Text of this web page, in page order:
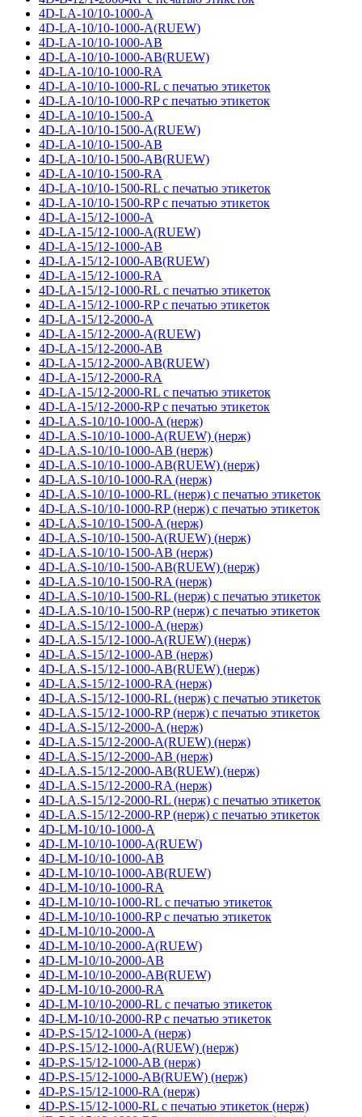
4D-LA-10/10-1000-A
4D-LA-10/10-1000-A(RUEW)
4D-LA-10/10-1000-AB
4D-LA-10/10-1000-AB(RUEW)
4D-LA-10/10-1000-RA
4D-LA-10/10-1000-RL с печатью этикеток
4D-LA-10/10-1000-RP с печатью этикеток
4D-LA-10/10-1500-A
4D-LA-10/10-1500-A(RUEW)
4D-LA-10/10-1500-AB
4D-LA-10/10-1500-AB(RUEW)
4D-LA-10/10-1500-RA
4D-LA-10/10-1500-RL с печатью этикеток
4D-LA-10/10-1500-RP с печатью этикеток
4D-LA-15/12-1000-A
4D-LA-15/12-1000-A(RUEW)
4D-LA-15/12-1000-AB
4D-LA-15/12-1000-AB(RUEW)
4D-LA-15/12-1000-RA
4D-LA-15/12-1000-RL с печатью этикеток
4D-LA-15/12-1000-RP с печатью этикеток
4D-LA-15/12-2000-A
4D-LA-15/12-2000-A(RUEW)
4D-LA-15/12-2000-AB
4D-LA-15/12-2000-AB(RUEW)
4D-LA-15/12-2000-RA
4D-LA-15/12-2000-RL с печатью этикеток
4D-LA-15/12-2000-RP с печатью этикеток
4D-LA.S-10/10-1000-A (нерж)
4D-LA.S-10/10-1000-A(RUEW) (нерж)
4D-LA.S-10/10-1000-AB (нерж)
4D-LA.S-10/10-1000-AB(RUEW) (нерж)
4D-LA.S-10/10-1000-RA (нерж)
4D-LA.S-10/10-1000-RL (нерж) с печатью этикеток
4D-LA.S-10/10-1000-RP (нерж) с печатью этикеток
4D-LA.S-10/10-1500-A (нерж)
4D-LA.S-10/10-1500-A(RUEW) (нерж)
4D-LA.S-10/10-1500-AB (нерж)
4D-LA.S-10/10-1500-AB(RUEW) (нерж)
4D-LA.S-10/10-1500-RA (нерж)
4D-LA.S-10/10-1500-RL (нерж) с печатью этикеток
4D-LA.S-10/10-1500-RP (нерж) с печатью этикеток
4D-LA.S-15/12-1000-A (нерж)
4D-LA.S-15/12-1000-A(RUEW) (нерж)
4D-LA.S-15/12-1000-AB (нерж)
4D-LA.S-15/12-1000-AB(RUEW) (нерж)
4D-LA.S-15/12-1000-RA (нерж)
4D-LA.S-15/12-1000-RL (нерж) с печатью этикеток
4D-LA.S-15/12-1000-RP (нерж) с печатью этикеток
4D-LA.S-15/12-2000-A (нерж)
4D-LA.S-15/12-2000-A(RUEW) (нерж)
4D-LA.S-15/12-2000-AB (нерж)
4D-LA.S-15/12-2000-AB(RUEW) (нерж)
4D-LA.S-15/12-2000-RA (нерж)
4D-LA.S-15/12-2000-RL (нерж) с печатью этикеток
4D-LA.S-15/12-2000-RP (нерж) с печатью этикеток
4D-LM-10/10-1000-A
4D-LM-10/10-1000-A(RUEW)
4D-LM-10/10-1000-AB
4D-LM-10/10-1000-AB(RUEW)
4D-LM-10/10-1000-RA
4D-LM-10/10-1000-RL с печатью этикеток
4D-LM-10/10-1000-RP с печатью этикеток
4D-LM-10/10-2000-A
4D-LM-10/10-2000-A(RUEW)
4D-LM-10/10-2000-AB
4D-LM-10/10-2000-AB(RUEW)
4D-LM-10/10-2000-RA
4D-LM-10/10-2000-RL с печатью этикеток
4D-LM-10/10-2000-RP с печатью этикеток
4D-P.S-15/12-1000-A (нерж)
4D-P.S-15/12-1000-A(RUEW) (нерж)
4D-P.S-15/12-1000-AB (нерж)
4D-P.S-15/12-1000-AB(RUEW) (нерж)
4D-P.S-15/12-1000-RA (нерж)
4D-P.S-15/12-1000-RL с печатью этикеток (нерж)